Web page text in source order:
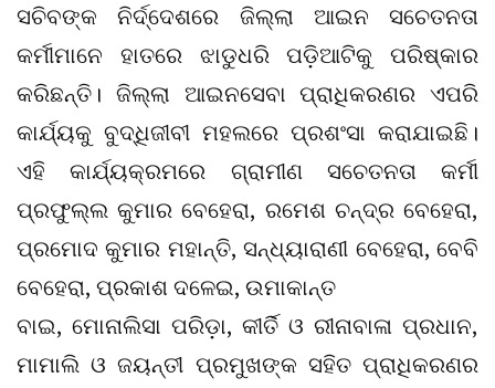
ସଚିବଙ୍କ ନିର୍ଦ୍ଦେଶରେ ଜିଲ୍ଲା ଆଇନ ସଚେତନତା
କର୍ମୀମାନେ ହାତରେ ଝାଡୁଧରି ପଡ଼ିଆଟିକୁ ପରିଷ୍କାର
କରିଛନ୍ତି। ଜିଲ୍ଲା ଆଇନସେବା ପ୍ରାଧିକରଣର ଏପରି
କାର୍ଯ୍ୟକୁ ବୁଦ୍ଧିଜୀବୀ ମହଲରେ ପ୍ରଶଂସା କରାଯାଇଛି।
ଏହି କାର୍ଯ୍ୟକ୍ରମରେ ଗ୍ରାମୀଣ ସଚେତନତା କର୍ମୀ
ପ୍ରଫୁଲ୍ଲ କୁମାର ବେହେରା, ରମେଶ ଚନ୍ଦ୍ର ବେହେରା,
ପ୍ରମୋଦ କୁମାର ମହାନ୍ତି, ସନ୍ଧ୍ୟାରାଣୀ ବେହେରା, ବେବି
ବେହେରା, ପ୍ରକାଶ ଦଳେଇ, ଉମାକାନ୍ତ
ବାଇ, ମୋନାଲିସା ପରିଡ଼ା, କୀର୍ତି ଓ ରୀନାବାଳା ପ୍ରଧାନ,
ମାମାଲି ଓ ଜୟନ୍ତୀ ପ୍ରମୁଖଙ୍କ ସହିତ ପ୍ରାଧିକରଣର